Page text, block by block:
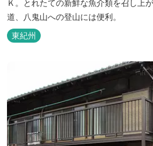
Ｋ。とれたての新鮮な魚介類を召し上
道、八鬼山への登山には便利。
東紀州